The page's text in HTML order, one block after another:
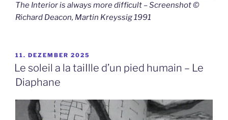
The Interior is always more difficult – Screenshot ©
Richard Deacon, Martin Kreyssig 1991
VERÖFFENTLICHT
AM
11. DEZEMBER 2025
Le soleil a la taiIlle d’un pied humain – Le
Diaphane